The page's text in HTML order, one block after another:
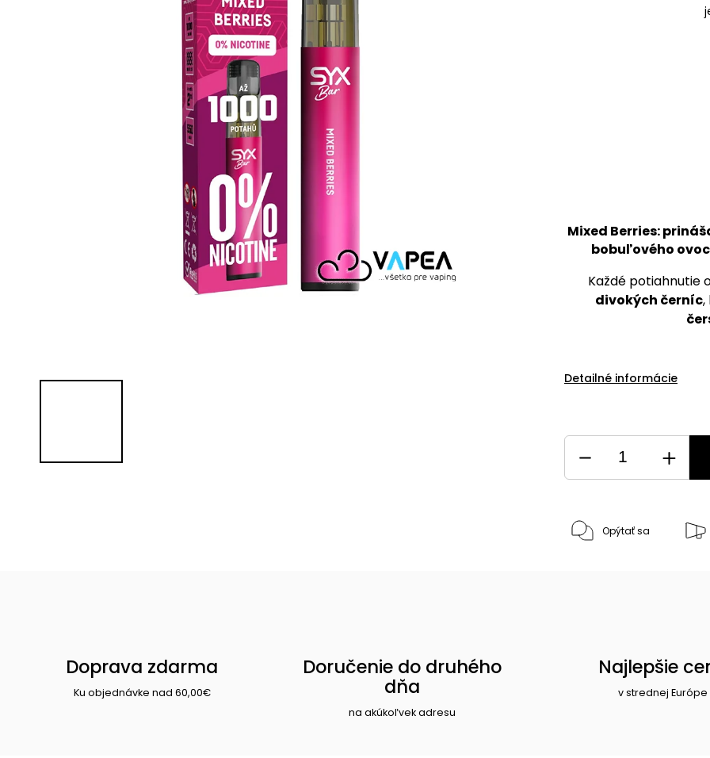
Mixed Berries:
bobuľového
Každé potiahnutie
divokých černíc,
Detailné informácie
Opýtať sa
Doprava zdarma
Ku objednávke nad 60,00€
Doručenie do druhého
dňa
na akúkoľvek adresu
Najlepšie
v strednej Európe